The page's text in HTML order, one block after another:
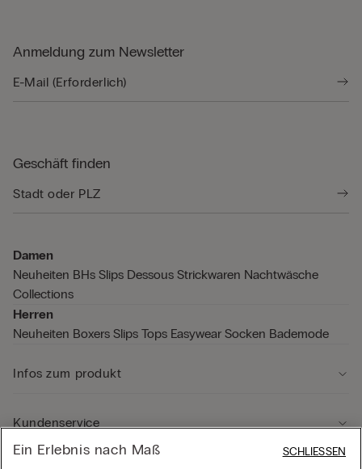
Anmeldung zum Newsletter
Geschäft finden
Damen
Neuheiten BHs Slips Dessous Strickwaren Nachtwäsche
Collections
Herren
Neuheiten Boxers Slips Tops Easywear Socken Bademode
Infos zum produkt
Kundenservice
Ein Erlebnis nach Maß SCHLIESSEN